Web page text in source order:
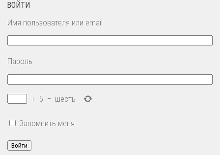
ВОЙТИ
Имя пользователя или email
Пароль
+ 5 = шесть
Запомнить меня
Войти